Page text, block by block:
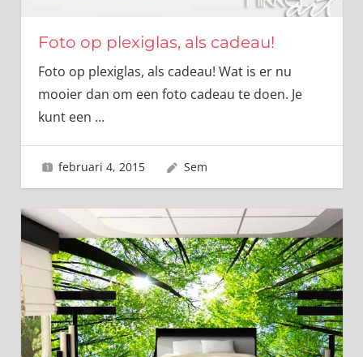
Foto op plexiglas, als cadeau!
Foto op plexiglas, als cadeau! Wat is er nu
mooier dan om een foto cadeau te doen. Je
kunt een …
februari 4, 2015 Sem